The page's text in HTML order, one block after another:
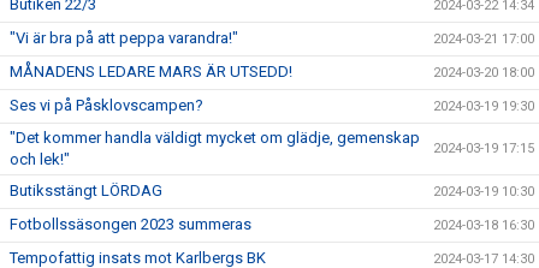
Butiken 22/3 2024-03-22 14:34
"Vi är bra på att peppa varandra!" 2024-03-21 17:00
MÅNADENS LEDARE MARS ÄR UTSEDD! 2024-03-20 18:00
Ses vi på Påsklovscampen? 2024-03-19 19:30
"Det kommer handla väldigt mycket om glädje, gemenskap
och lek!"
2024-03-19 17:15
Butiksstängt LÖRDAG 2024-03-19 10:30
Fotbollssäsongen 2023 summeras 2024-03-18 16:30
Tempofattig insats mot Karlbergs BK 2024-03-17 14:30